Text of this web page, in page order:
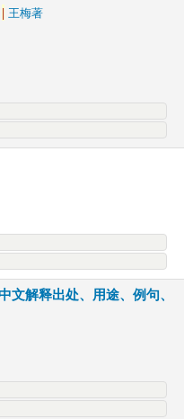
| 王梅著
解释出处、用途、例句、